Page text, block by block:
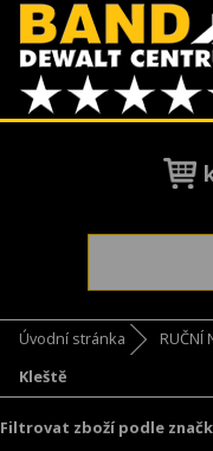
Úvodní stránka RUČNÍ
Kleště
Filtrovat zboží podle